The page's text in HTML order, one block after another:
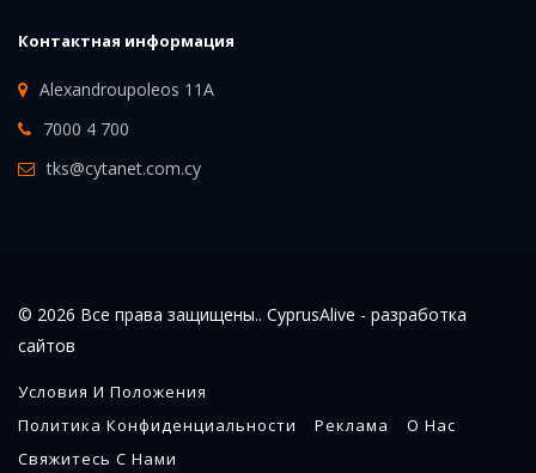
Контактная информация
Alexandroupoleos 11A
7000 4 700
tks@cytanet.com.cy
© 2026 Все права защищены.. CyprusAlive - разработка
сайтов
Условия И Положения
Политика Конфиденциальности
Реклама
О Нас
Свяжитесь С Нами